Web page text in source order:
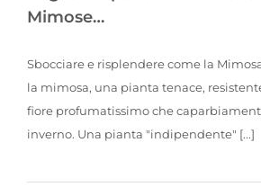
Mimose…
Sbocciare e risplendere come la
la mimosa, una pianta tenace,
fiore profumatissimo che
inverno. Una pianta "indipendente" [...]